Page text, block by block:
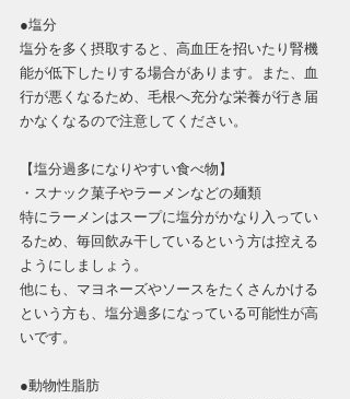
●塩分
塩分を多く摂取すると、高血圧を招いたり腎機
能が低下したりする場合があります。また、血
行が悪くなるため、毛根へ充分な栄養が行き届
かなくなるので注意してください。
【塩分過多になりやすい食べ物】
・スナック菓子やラーメンなどの麺類
特にラーメンはスープに塩分がかなり入ってい
るため、毎回飲み干しているという方は控える
ようにしましょう。
他にも、マヨネーズやソースをたくさんかける
という方も、塩分過多になっている可能性が高
いです。
●動物性脂肪